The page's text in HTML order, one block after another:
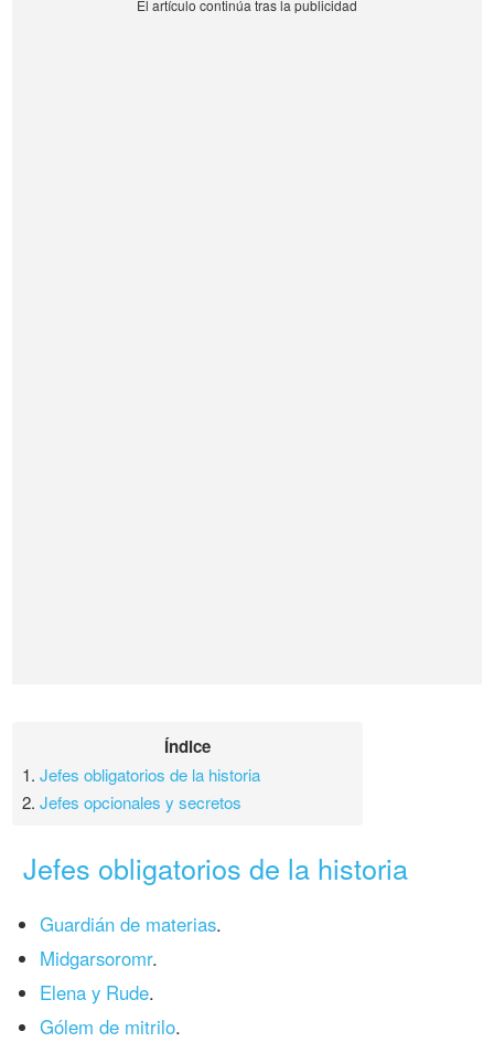
Índice
1.Jefes obligatorios de la historia
2.Jefes opcionales y secretos
Jefes obligatorios de la historia
Guardián de materias.
Midgarsoromr.
Elena y Rude.
Gólem de mitrilo.